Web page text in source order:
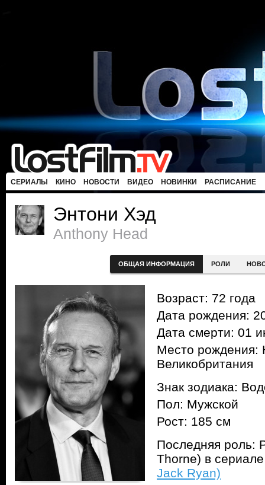
СЕРИАЛЫ КИНО НОВОСТИ ВИДЕО НОВИНКИ РАСПИСАНИЕ
Энтони Хэд
Anthony Head
ОБЩАЯ ИНФОРМАЦИЯ РОЛИ
Возраст: 72 года
Дата рождения:
Дата смерти: 01
Место рождения:
Великобритания
Знак зодиака:
Пол: Мужской
Рост: 185 см
Последняя роль:
Thorne) в
Jack Ryan)